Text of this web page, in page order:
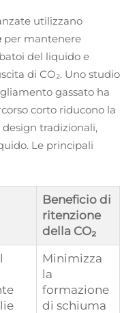
utilizzano
per mantenere
del liquido e
di CO₂. Uno studio
gassato ha
corto riducono la
tradizionali,
Le principali
Beneficio di
ritenzione
della CO₂
Minimizza
la
formazione
di schiuma